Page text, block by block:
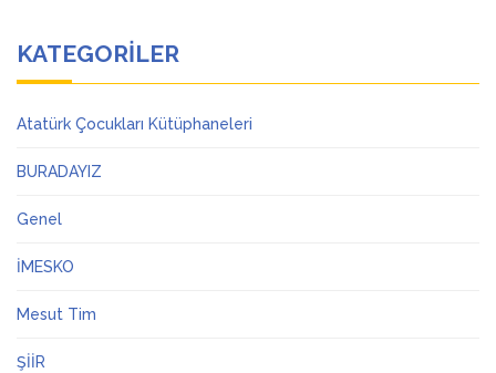
KATEGORILER
Atatürk Çocukları Kütüphaneleri
BURADAYIZ
Genel
İMESKO
Mesut Tim
ŞİİR